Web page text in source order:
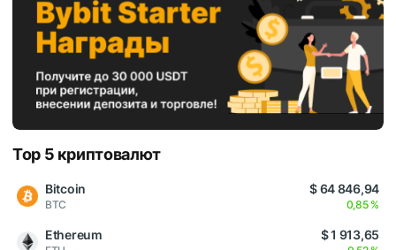
Top 5 криптовалют
Bitcoin
BTC
$ 64 846,94
0,85 %
Ethereum $ 1 913,65